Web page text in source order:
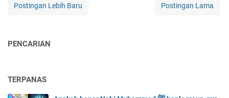
Postingan Lebih Baru Postingan Lama
PENCARIAN
TERPANAS